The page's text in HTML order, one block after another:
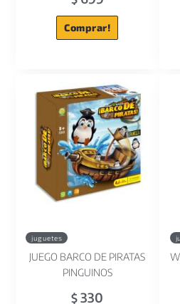
Comprar!
juguetes
JUEGO BARCO DE PIRATAS
PINGUINOS
$ 330